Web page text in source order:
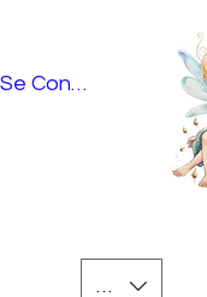
Se Connecter
EUR (€)